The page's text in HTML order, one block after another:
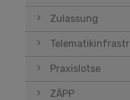
Zulassung
Praxislotse
ZÄPP